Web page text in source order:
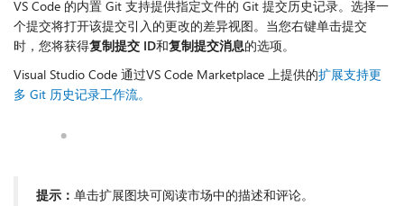
VS Code 的内置 Git 支持提供指定文件的 Git 提交历史记录。选择一
个提交将打开该提交引入的更改的差异视图。当您右键单击提交
时，您将获得复制提交 ID和复制提交消息的选项。
Visual Studio Code 通过VS Code Marketplace 上提供的扩展支持更
多 Git 历史记录工作流。
提示： 单击扩展图块可阅读市场中的描述和评论。